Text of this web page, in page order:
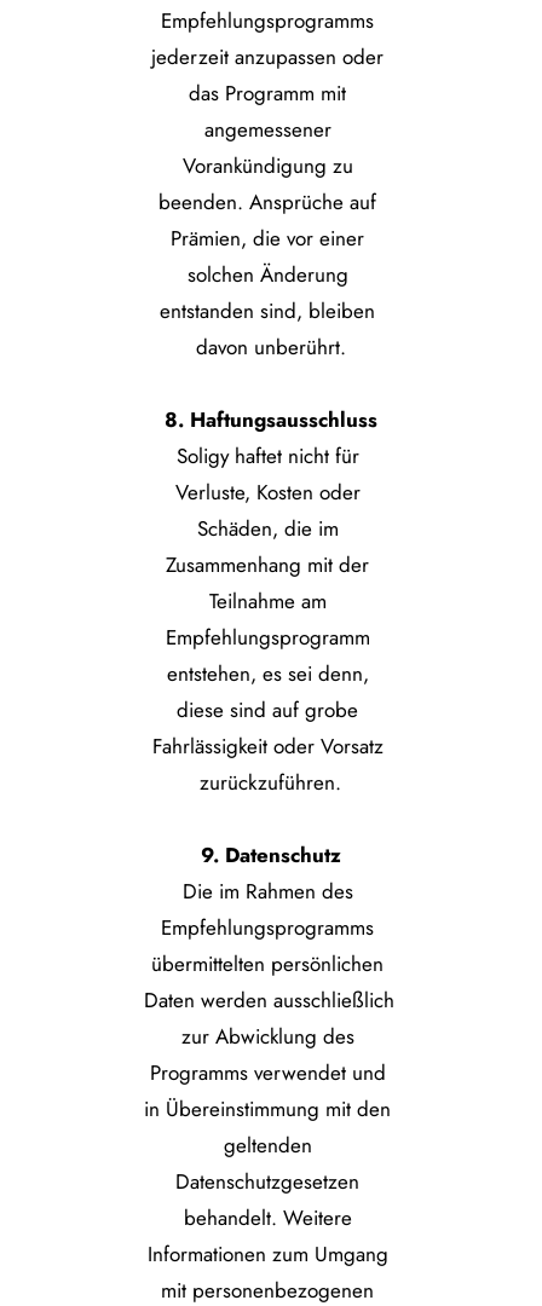
Empfehlungsprogramms
jederzeit anzupassen oder
das Programm mit
angemessener
Vorankündigung zu
beenden. Ansprüche auf
Prämien, die vor einer
solchen Änderung
entstanden sind, bleiben
davon unberührt.
8. Haftungsausschluss
Soligy haftet nicht für
Verluste, Kosten oder
Schäden, die im
Zusammenhang mit der
Teilnahme am
Empfehlungsprogramm
entstehen, es sei denn,
diese sind auf grobe
Fahrlässigkeit oder Vorsatz
zurückzuführen.
9. Datenschutz
Die im Rahmen des
Empfehlungsprogramms
übermittelten persönlichen
Daten werden ausschließlich
zur Abwicklung des
Programms verwendet und
in Übereinstimmung mit den
geltenden
Datenschutzgesetzen
behandelt. Weitere
Informationen zum Umgang
mit personenbezogenen